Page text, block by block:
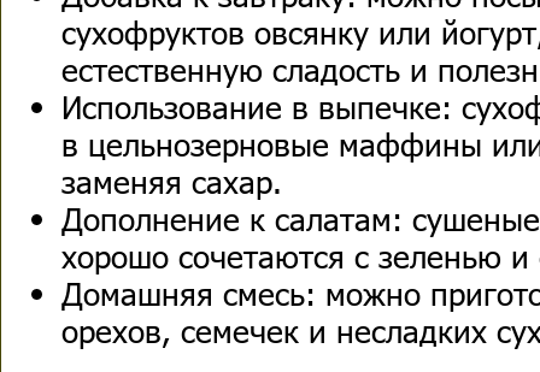
сухофруктов овсянку или
естественную сладость и
Использование в выпечке:
в цельнозерновые маффины
заменяя сахар.
Дополнение к салатам:
хорошо сочетаются с зеленью
Домашняя смесь: можно
орехов, семечек и несладких